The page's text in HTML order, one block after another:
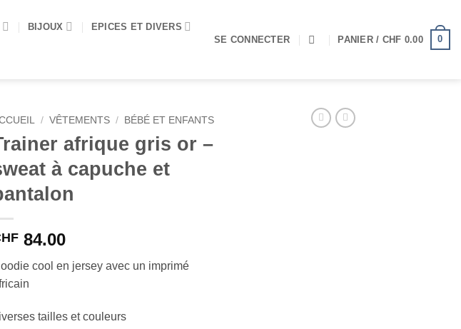
BIJOUX EPICES ET DIVERS
SE CONNECTER PANIER / CHF 0.00 0
/ VÊTEMENTS / BÉBÉ ET ENFANTS
afrique gris or –
à capuche et
84.00
cool en jersey avec un imprimé
tailles et couleurs